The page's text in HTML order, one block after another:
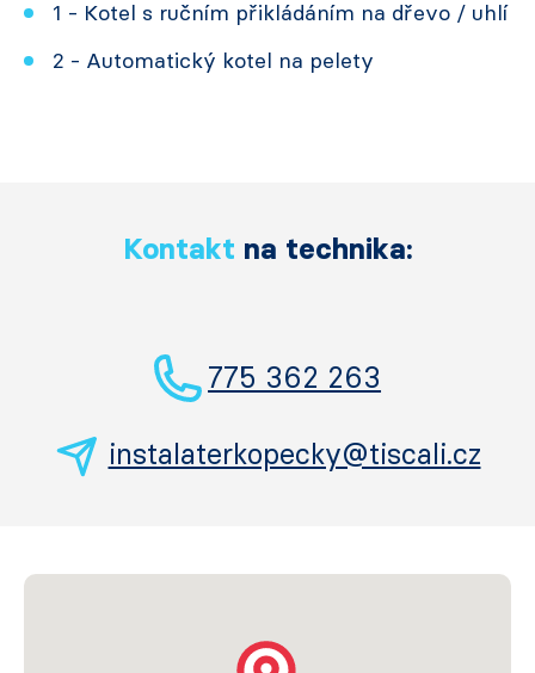
1 - Kotel s ručním přikládáním na dřevo / uhlí
2 - Automatický kotel na pelety
Kontakt na technika:
775 362 263
instalaterkopecky@tiscali.cz